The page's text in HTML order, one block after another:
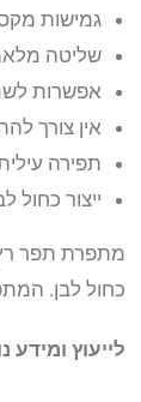
גמישות
שליטה
אפשרות
אין צורך
תפירה
ייצור כחול
מתפרת תפר
כחול לבן.
לייעוץ